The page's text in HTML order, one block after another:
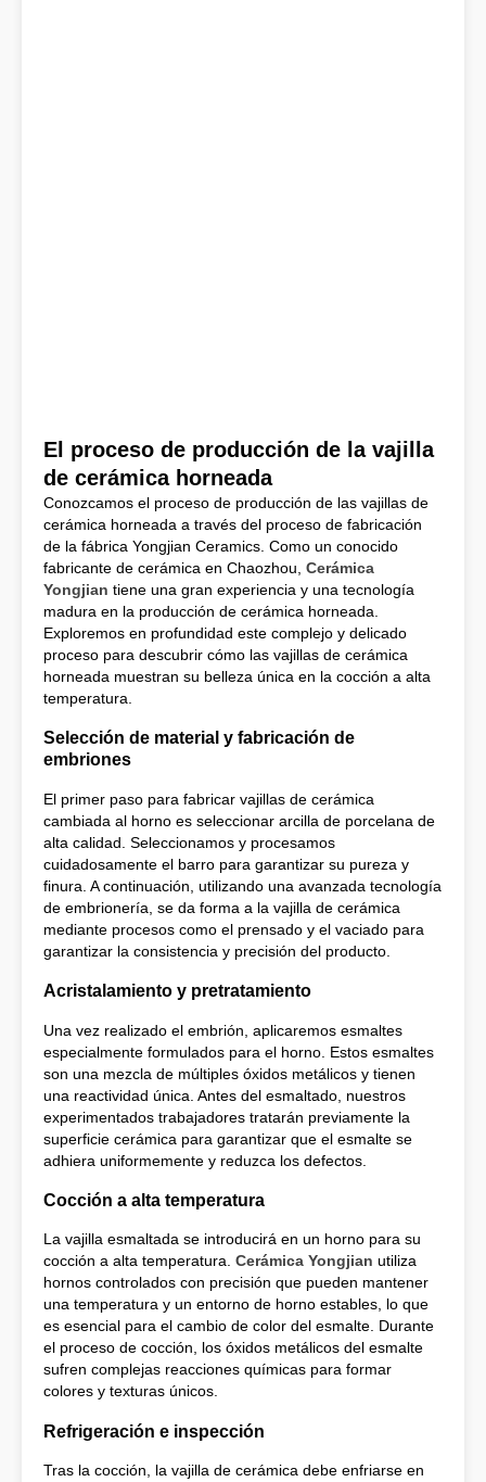
El proceso de producción de la vajilla
de cerámica horneada
Conozcamos el proceso de producción de las vajillas de
cerámica horneada a través del proceso de fabricación
de la fábrica Yongjian Ceramics. Como un conocido
fabricante de cerámica en Chaozhou, Cerámica
Yongjian tiene una gran experiencia y una tecnología
madura en la producción de cerámica horneada.
Exploremos en profundidad este complejo y delicado
proceso para descubrir cómo las vajillas de cerámica
horneada muestran su belleza única en la cocción a alta
temperatura.
Selección de material y fabricación de
embriones
El primer paso para fabricar vajillas de cerámica
cambiada al horno es seleccionar arcilla de porcelana de
alta calidad. Seleccionamos y procesamos
cuidadosamente el barro para garantizar su pureza y
finura. A continuación, utilizando una avanzada tecnología
de embrionería, se da forma a la vajilla de cerámica
mediante procesos como el prensado y el vaciado para
garantizar la consistencia y precisión del producto.
Acristalamiento y pretratamiento
Una vez realizado el embrión, aplicaremos esmaltes
especialmente formulados para el horno. Estos esmaltes
son una mezcla de múltiples óxidos metálicos y tienen
una reactividad única. Antes del esmaltado, nuestros
experimentados trabajadores tratarán previamente la
superficie cerámica para garantizar que el esmalte se
adhiera uniformemente y reduzca los defectos.
Cocción a alta temperatura
La vajilla esmaltada se introducirá en un horno para su
cocción a alta temperatura. Cerámica Yongjian utiliza
hornos controlados con precisión que pueden mantener
una temperatura y un entorno de horno estables, lo que
es esencial para el cambio de color del esmalte. Durante
el proceso de cocción, los óxidos metálicos del esmalte
sufren complejas reacciones químicas para formar
colores y texturas únicos.
Refrigeración e inspección
Tras la cocción, la vajilla de cerámica debe enfriarse en